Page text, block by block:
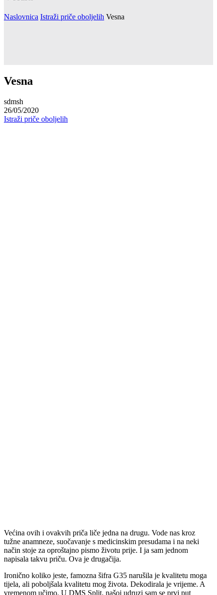
Naslovnica Istraži priče oboljelih Vesna
Vesna
sdmsh
26/05/2020
Istraži priče oboljelih
Većina ovih i ovakvih priča liče jedna na drugu. Vode nas kroz
tužne anamneze, suočavanje s medicinskim presudama i na neki
način stoje za oproštajno pismo životu prije. I ja sam jednom
napisala takvu priču. Ova je drugačija.
Ironično koliko jeste, famozna šifra G35 narušila je kvalitetu moga
tijela, ali poboljšala kvalitetu mog života. Dekodirala je vrijeme. A
vremenom učimo. U DMS Split, našoj udruzi sam se prvi put